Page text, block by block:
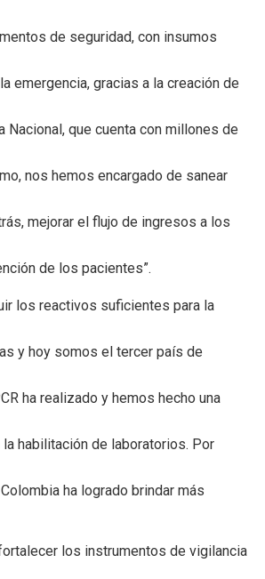
de seguridad, con insumos
emergencia, gracias a la creación de
Nacional, que cuenta con millones de
nos hemos encargado de sanear
mejorar el flujo de ingresos a los
de los pacientes”.
los reactivos suficientes para la
y hoy somos el tercer país de
ha realizado y hemos hecho una
habilitación de laboratorios. Por
ha logrado brindar más
los instrumentos de vigilancia